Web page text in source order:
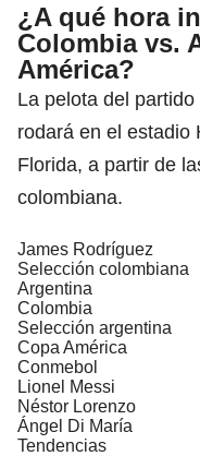
¿A qué hora
Colombia vs.
América?
La pelota del
rodará en el estadio
Florida, a partir de
colombiana.
James Rodríguez
Selección colombiana
Argentina
Colombia
Selección argentina
Copa América
Conmebol
Lionel Messi
Néstor Lorenzo
Ángel Di María
Tendencias